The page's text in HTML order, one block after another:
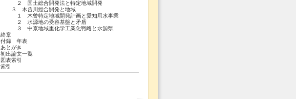
２ 国土総合開発法と特定地域開発
３ 木曾川総合開発と地域
１ 木曾特定地域開発計画と愛知用水事業
２ 水源地の受容基盤と矛盾
３ 中京地域重化学工業化戦略と水源県
終章
付録 年表
あとがき
初出論文一覧
図表索引
索引